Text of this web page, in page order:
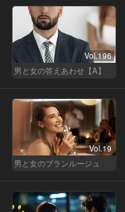
Vol.196
男と女の答えあわせ【A】
Vol.19
男と女のブランルージュ